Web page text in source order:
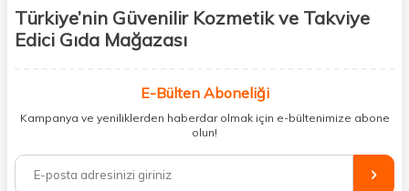
Türkiye’nin Güvenilir Kozmetik ve Takviye
Edici Gıda Mağazası
kişisel bakım hem de takviye edici gıda ürünlerini sizlerle
buluşturuyoruz. Artık mağaza mağaza dolaşmanıza gerek yok;
ihtiyacınız olan her şeyi tek bir çatı altında topluyor ve kapınıza kadar
%100 orijinal kozmetik ve sağlık ürünleriyle güzelliğinizi tamamlayabilir,
vücudunuzu desteklemek için güvenilir takviye edici gıdalara
E-Bülten Aboneliği
Kampanya ve yeniliklerden haberdar olmak için e-bültenimize abone
olun!